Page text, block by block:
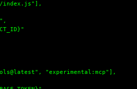
index.js"],
"experimental:mcp"],